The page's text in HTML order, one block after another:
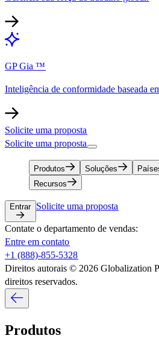
GP Gia ™​​
Inteligência de conformidade baseada
Solicite uma proposta​​
Solicite uma proposta​​
Produtos​​ Soluções​​
Recursos​​
Entrar​​ Solicite uma proposta​​
Contate o departamento de vendas:​​
Entre em contato​​
+1 (888)-855-5328​​
Direitos autorais © 2026 Globalization
direitos reservados.​​
Produtos​​